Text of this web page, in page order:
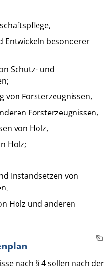
Entwickeln besonderer
Schutz- und
von Forsterzeugnissen,
Forsterzeugnissen,
von Holz,
Holz;
Instandsetzen von
Holz und anderen
nach § 4 sollen nach der